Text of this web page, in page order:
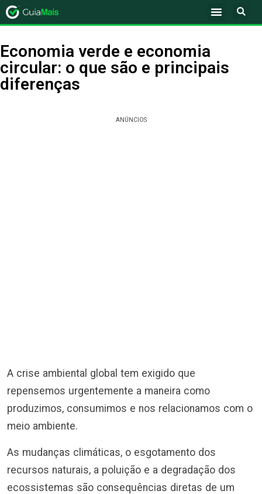
Economia verde e economia
circular: o que são e principais
diferenças
ANÚNCIOS
A crise ambiental global tem exigido que
repensemos urgentemente a maneira como
produzimos, consumimos e nos relacionamos com o
meio ambiente.
As mudanças climáticas, o esgotamento dos
recursos naturais, a poluição e a degradação dos
ecossistemas são consequências diretas de um